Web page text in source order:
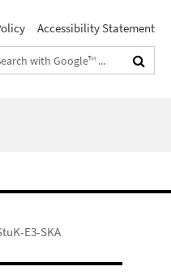
Accessibility Statement
E3-SKA